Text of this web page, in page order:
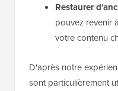
Restaurer
pouvez revenir
votre contenu
D'après notre
sont particulièrement